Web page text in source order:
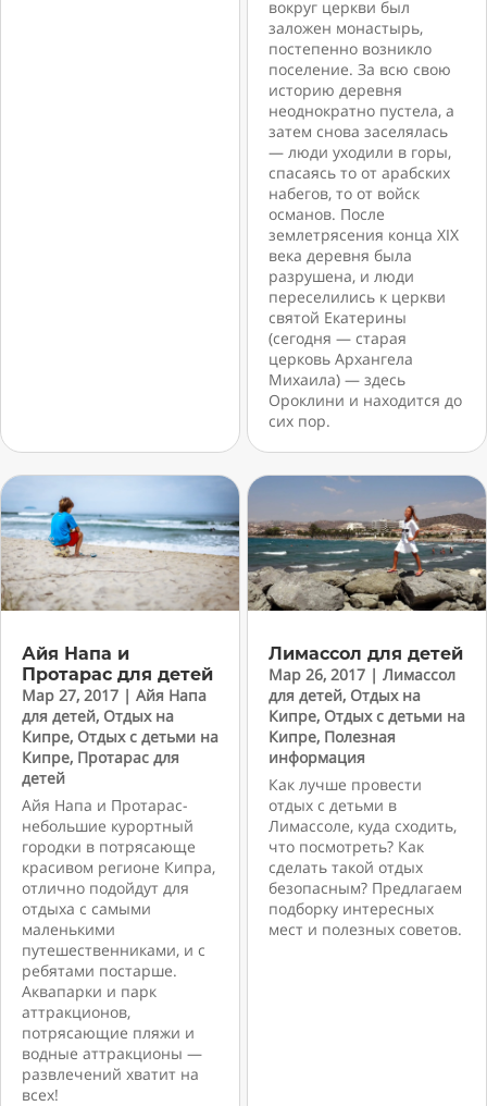
вокруг церкви был
заложен монастырь,
постепенно возникло
поселение. За всю свою
историю деревня
неоднократно пустела, а
затем снова заселялась
— люди уходили в горы,
спасаясь то от арабских
набегов, то от войск
османов. После
землетрясения конца XIX
века деревня была
разрушена, и люди
переселились к церкви
святой Екатерины
(сегодня — старая
церковь Архангела
Михаила) — здесь
Ороклини и находится до
сих пор.
Айя Напа и
Протарас для детей
Мар 27, 2017 | Айя Напа
для детей, Отдых на
Кипре, Отдых с детьми на
Кипре, Протарас для
детей
Айя Напа и Протарас-
небольшие курортный
городки в потрясающе
красивом регионе Кипра,
отлично подойдут для
отдыха с самыми
маленькими
путешественниками, и с
ребятами постарше.
Аквапарки и парк
аттракционов,
потрясающие пляжи и
водные аттракционы —
развлечений хватит на
всех!
Лимассол для детей
Мар 26, 2017 | Лимассол
для детей, Отдых на
Кипре, Отдых с детьми на
Кипре, Полезная
информация
Как лучше провести
отдых с детьми в
Лимассоле, куда сходить,
что посмотреть? Как
сделать такой отдых
безопасным? Предлагаем
подборку интересных
мест и полезных советов.